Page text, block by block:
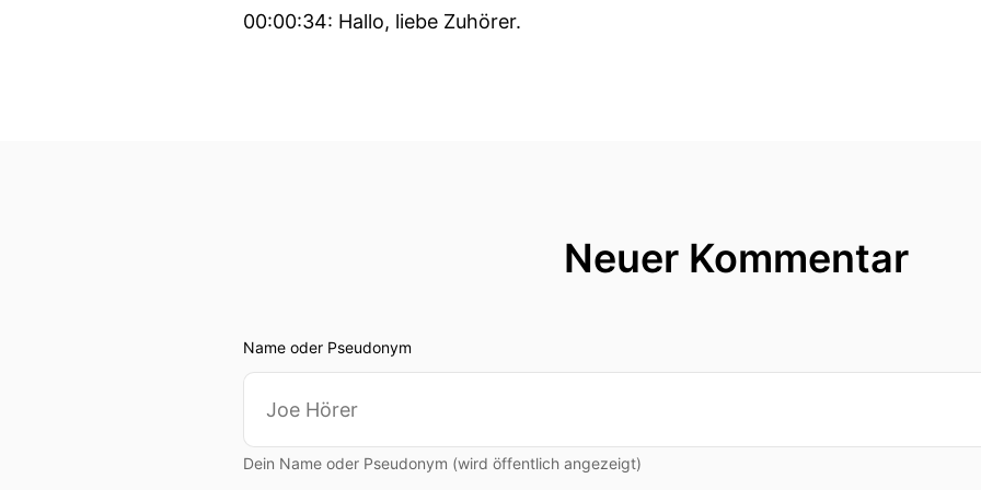
00:00:34: Hallo, liebe Zuhörer.
00:00:49: Genau gesagt, das Leonding Berlin und in unserem Unternehmen
00:01:04: Die einen oder anderen Privatpersonen haben wir schon beglückt
oder Gläsern für Bäder und zum Küchenrückwende.
Neuer Kommentar
Name oder Pseudonym
Dein Name oder Pseudonym (wird öffentlich angezeigt)